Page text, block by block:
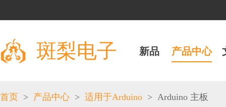
斑梨电子 新品 产品中心
首页 > 产品中心 > 适用于Arduino > Arduino 主板